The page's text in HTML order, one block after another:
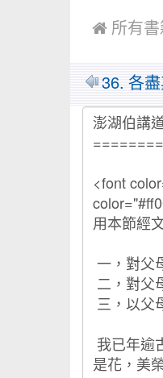
 所有書
36. 各盡